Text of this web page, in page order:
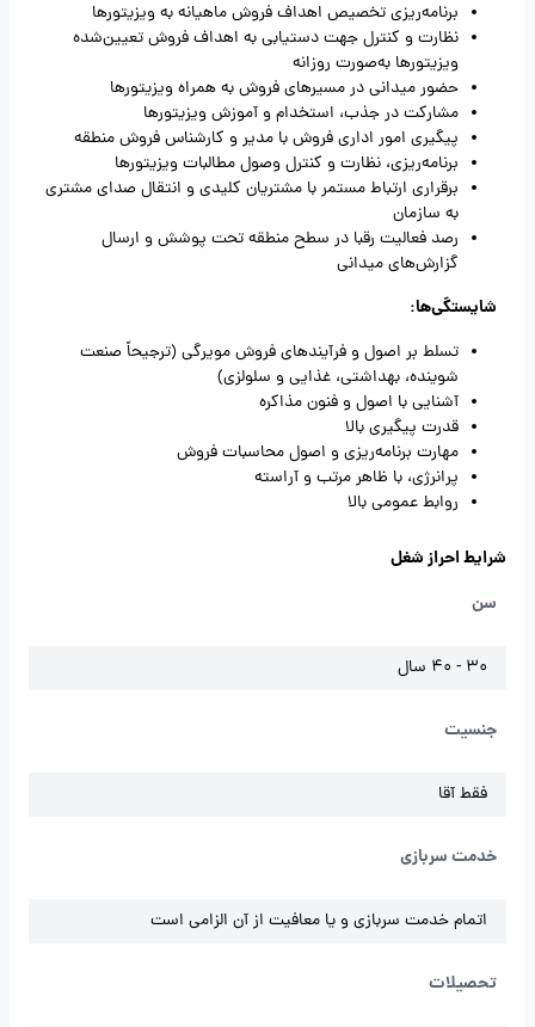
برنامه‌ریزی تخصیص اهداف فروش ماهیانه به ویزیتورها
نظارت و کنترل جهت دستیابی به اهداف فروش تعیین‌شده
ویزیتورها به‌صورت روزانه
حضور میدانی در مسیرهای فروش به همراه ویزیتورها
مشارکت در جذب، استخدام و آموزش ویزیتورها
پیگیری امور اداری فروش با مدیر و کارشناس فروش منطقه
برنامه‌ریزی، نظارت و کنترل وصول مطالبات ویزیتورها
برقراری ارتباط مستمر با مشتریان کلیدی و انتقال صدای مشتری
به سازمان
رصد فعالیت رقبا در سطح منطقه تحت پوشش و ارسال
گزارش‌های میدانی
شایستگی‌ها:
تسلط بر اصول و فرآیندهای فروش مویرگی (ترجیحاً صنعت
شوینده، بهداشتی، غذایی و سلولزی)
آشنایی با اصول و فنون مذاکره
قدرت پیگیری بالا
مهارت برنامه‌ریزی و اصول محاسبات فروش
پرانرژی، با ظاهر مرتب و آراسته
روابط عمومی بالا
شرایط احراز شغل
سن
30 - 40 سال
جنسیت
فقط آقا
خدمت سربازی
اتمام خدمت سربازی و یا معافیت از آن الزامی است
تحصیلات